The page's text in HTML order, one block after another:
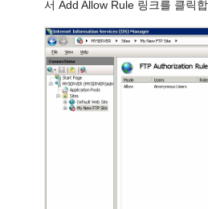
서 Add Allow Rule 링크를 클릭합